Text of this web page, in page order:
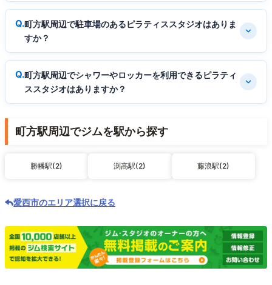
町方駅周辺で駐車場のあるピラティススタジオはありま
すか？
町方駅周辺でシャワーやロッカーを利用できるピラティ
ススタジオはありますか？
町方駅周辺でジムを駅から探す
勝幡駅(2) 渕高駅(2) 藤浪駅(2)
愛西市のエリア選択に戻る